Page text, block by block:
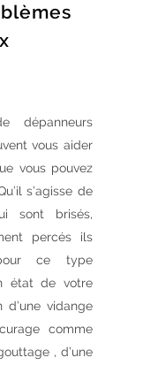
dépanneurs
vous aider
vous pouvez
s’agisse de
sont brisés,
percés ils
ce type
état de votre
d’une vidange
comme
, d’une